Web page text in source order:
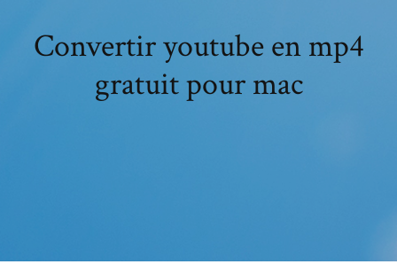
Convertir youtube en mp4
gratuit pour mac